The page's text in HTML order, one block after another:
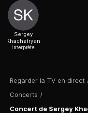
Regarder la TV en direct
Concerts /
Concert de Sergey
Sergey
Khachatryan
Interprète